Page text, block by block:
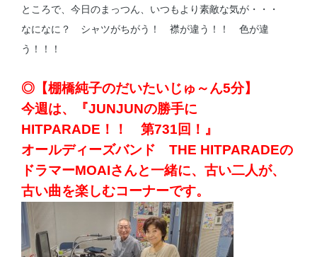
ところで、今日のまっつん、いつもより素敵な気が・・・
なになに？ シャツがちがう！ 襟が違う！！ 色が違
う！！！
◎【棚橋純子のだいたいじゅ～ん5分】
今週は、『JUNJUNの勝手に
HITPARADE！！ 第731回！』
オールディーズバンド THE HITPARADEの
ドラマーMOAIさんと一緒に、古い二人が、
古い曲を楽しむコーナーです。